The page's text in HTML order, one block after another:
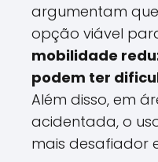
argumentam
opção viável
mobilidade
podem ter
Além disso, em
acidentada, o
mais desafiador